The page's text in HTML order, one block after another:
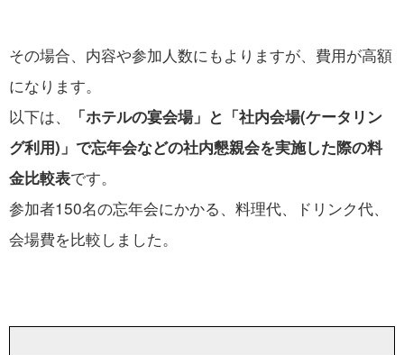
その場合、内容や参加人数にもよりますが、費用が高額
になります。
以下は、
「ホテルの宴会場」と「社内会場(ケータリン
グ利用)」で忘年会などの社内懇親会を実施した際の料
金比較表です。
参加者150名の忘年会にかかる、料理代、ドリンク代、
会場費を比較しました。